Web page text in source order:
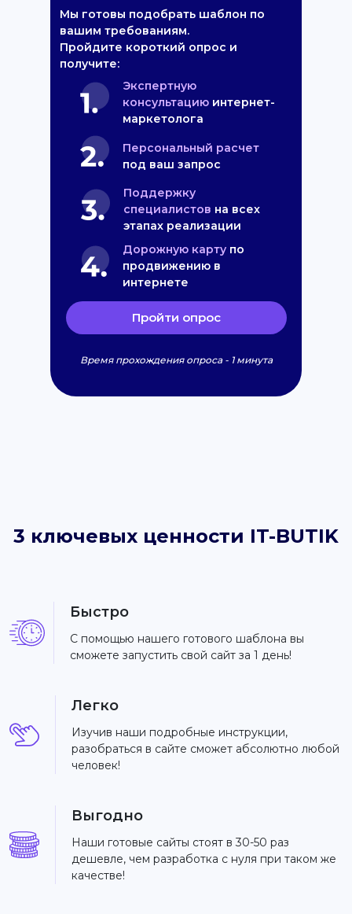
Мы готовы подобрать шаблон по
вашим требованиям.
Пройдите короткий опрос и
получите:
Экспертную
консультацию интернет-
маркетолога
Персональный расчет
под ваш запрос
Поддержку
специалистов на всех
этапах реализации
Дорожную карту по
продвижению в
интернете
Пройти опрос
Время прохождения опроса - 1 минута
3 ключевых ценности IT-BUTIK
Быстро
С помощью нашего готового шаблона вы
сможете запустить свой сайт за 1 день!
Легко
Изучив наши подробные инструкции,
разобраться в сайте сможет абсолютно любой
человек!
Выгодно
Наши готовые сайты стоят в 30-50 раз
дешевле, чем разработка с нуля при таком же
качестве!